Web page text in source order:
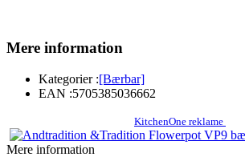
Mere information
Kategorier :[Bærbar]
EAN :5705385036662
KitchenOne reklame
Mere information